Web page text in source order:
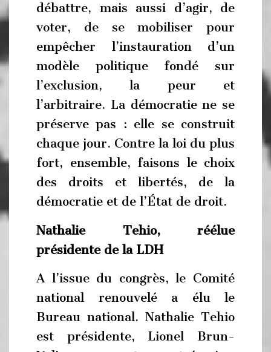
débattre, mais aussi d’agir, de
voter, de se mobiliser pour
empêcher l’instauration d’un
modèle politique fondé sur
l’exclusion, la peur et
l’arbitraire. La démocratie ne se
préserve pas : elle se construit
chaque jour. Contre la loi du plus
fort, ensemble, faisons le choix
des droits et libertés, de la
démocratie et de l’État de droit.
Nathalie Tehio, réélue
présidente de la LDH
A l’issue du congrès, le Comité
national renouvelé a élu le
Bureau national. Nathalie Tehio
est présidente, Lionel Brun-